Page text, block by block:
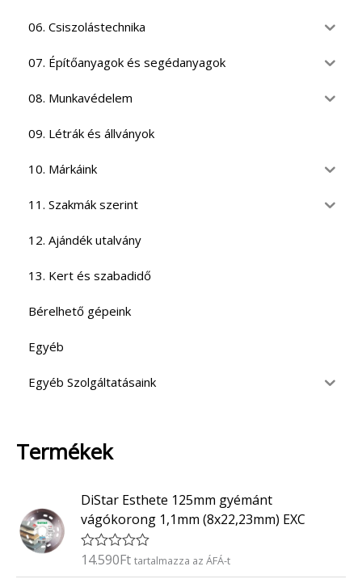
06. Csiszolástechnika
07. Építőanyagok és segédanyagok
08. Munkavédelem
09. Létrák és állványok
10. Márkáink
11. Szakmák szerint
12. Ajándék utalvány
13. Kert és szabadidő
Bérelhető gépeink
Egyéb
Egyéb Szolgáltatásaink
Termékek
DiStar Esthete 125mm gyémánt
vágókorong 1,1mm (8x22,23mm) EXC
É14.590Ft tartalmazza az ÁFÁ-t